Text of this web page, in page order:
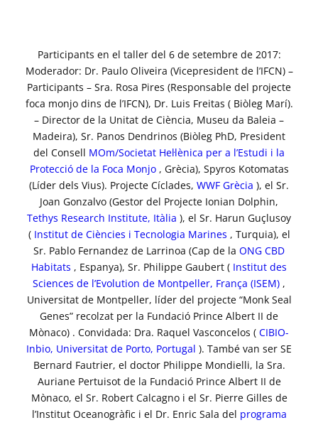
Participants en el taller del 6 de setembre de 2017:
Moderador: Dr. Paulo Oliveira (Vicepresident de l’IFCN) –
Participants – Sra. Rosa Pires (Responsable del projecte
foca monjo dins de l’IFCN), Dr. Luis Freitas ( Biòleg Marí).
– Director de la Unitat de Ciència, Museu da Baleia –
Madeira), Sr. Panos Dendrinos (Biòleg PhD, President
del Consell MOm/Societat Hel·lènica per a l’Estudi i la
Protecció de la Foca Monjo, Grècia), Spyros Kotomatas
(Líder dels Vius). Projecte Cíclades, WWF Grècia ), el Sr.
Joan Gonzalvo (Gestor del Projecte Ionian Dolphin,
Tethys Research Institute, Itàlia ), el Sr. Harun Guçlusoy
( Institut de Ciències i Tecnologia Marines , Turquia), el
Sr. Pablo Fernandez de Larrinoa (Cap de la ONG CBD
Habitats , Espanya), Sr. Philippe Gaubert ( Institut des
Sciences de l’Evolution de Montpeller, França (ISEM) ,
Universitat de Montpeller, líder del projecte “Monk Seal
Genes” recolzat per la Fundació Prince Albert II de
Mònaco) . Convidada: Dra. Raquel Vasconcelos ( CIBIO-
Inbio, Universitat de Porto, Portugal ). També van ser SE
Bernard Fautrier, el doctor Philippe Mondielli, la Sra.
Auriane Pertuisot de la Fundació Prince Albert II de
Mònaco, el Sr. Robert Calcagno i el Sr. Pierre Gilles de
l’Institut Oceanogràfic i el Dr. Enric Sala del programa